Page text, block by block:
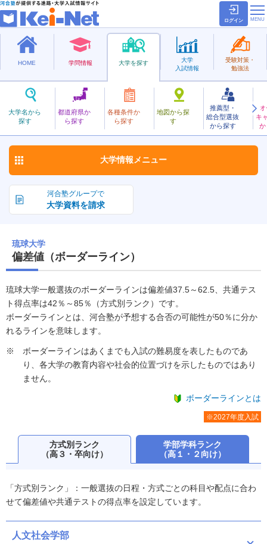
ログイン
HOME 学問情報 大学を探す
大学名から
探す
都道府県か
ら探す
各種条件か
ら探す
地図から探
す
推薦型・
総合型選抜
から探す
キ
か
大学
入試情報
受験対策・
勉強法
国立
りゅうきゅう
琉球大学 お気に入り
河合塾グループで
大学資料を請求
大学情報 メニュー
琉球大学
偏差値（ボーダーライン）
琉球大学一般選抜のボーダーラインは偏差値37.5～62.5、共通テス
ト得点率は42％～85％（方式別ランク）です。
ボーダーラインとは、河合塾が予想する合否の可能性が50％に分か
れるラインを意味します。
ボーダーラインはあくまでも入試の難易度を表したものであ
り、各大学の教育内容や社会的位置づけを示したものではあり
ません。
ボーダーラインとは
※2027年度入試
方式別ランク
（高３・卒向け）
学部学科ランク
（高１・２向け）
「方式別ランク」：一般選抜の日程・方式ごとの科目や配点に合わ
せて偏差値や共通テストの得点率を設定しています。
人文社会学部